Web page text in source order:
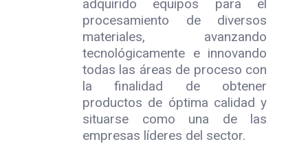
adquirido equipos para el
procesamiento de diversos
materiales, avanzando
tecnológicamente e innovando
todas las áreas de proceso con
la finalidad de obtener
productos de óptima calidad y
situarse como una de las
empresas líderes del sector.